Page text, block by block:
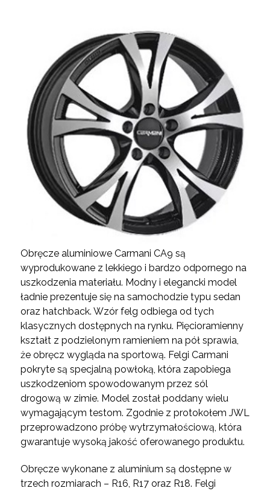
Obręcze aluminiowe Carmani CA9 są
wyprodukowane z lekkiego i bardzo odpornego na
uszkodzenia materiału. Modny i elegancki model
ładnie prezentuje się na samochodzie typu sedan
oraz hatchback. Wzór felg odbiega od tych
klasycznych dostępnych na rynku. Pięcioramienny
kształt z podzielonym ramieniem na pół sprawia,
że obręcz wygląda na sportową. Felgi Carmani
pokryte są specjalną powłoką, która zapobiega
uszkodzeniom spowodowanym przez sól
drogową w zimie. Model został poddany wielu
wymagającym testom. Zgodnie z protokołem JWL
przeprowadzono próbę wytrzymałościową, która
gwarantuje wysoką jakość oferowanego produktu.
Obręcze wykonane z aluminium są dostępne w
trzech rozmiarach – R16, R17 oraz R18. Felgi